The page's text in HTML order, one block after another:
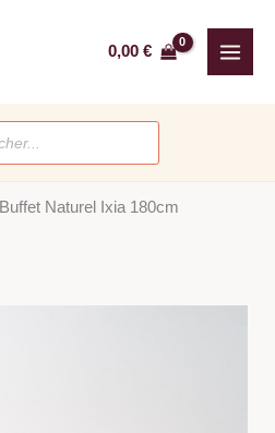
0,00 €
Buffet Naturel Ixia 180cm